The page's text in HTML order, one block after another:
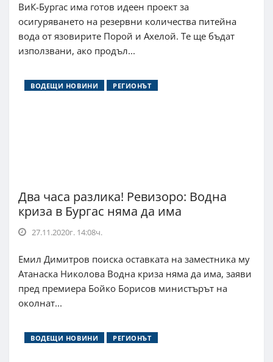
ВиК-Бургас има готов идеен проект за
осигуряването на резервни количества питейна
вода от язовирите Порой и Ахелой. Те ще бъдат
използвани, ако продъл...
ВОДЕЩИ НОВИНИ РЕГИОНЪТ
Два часа разлика! Ревизоро: Водна
криза в Бургас няма да има
27.11.2020г. 14:08ч.
Емил Димитров поиска оставката на заместника му
Атанаска Николова Водна криза няма да има, заяви
пред премиера Бойко Борисов министърът на
околнат...
ВОДЕЩИ НОВИНИ РЕГИОНЪТ